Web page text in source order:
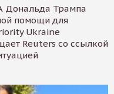
Дональда Трампа
помощи для
Ukraine
Reuters со ссылкой